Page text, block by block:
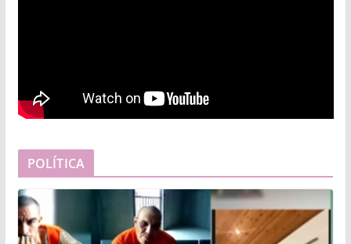
POLÍTICA